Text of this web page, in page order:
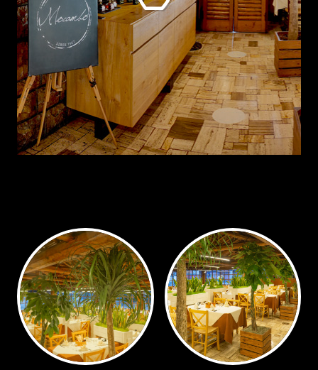
ASPORTO
DISPENSA
AMBIENTI
STAFF
CONTATTI